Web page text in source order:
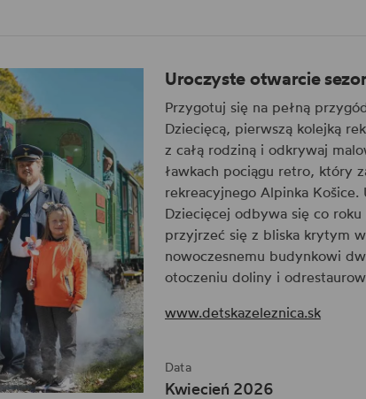
Uroczyste otwarcie
Przygotuj się na pełną
Dziecięcą, pierwszą kolejką
z całą rodziną i odkrywaj
ławkach pociągu retro, który
rekreacyjnego Alpinka
Dziecięcej odbywa się co
przyjrzeć się z bliska krytym
nowoczesnemu budynkowi
otoczeniu doliny i
www.detskazeleznica.sk
Data
Kwiecień 2026